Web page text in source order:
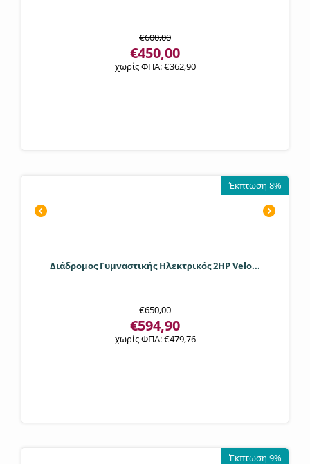
€600,00
€450,00
χωρίς ΦΠΑ:€362,90
Έκπτωση 8%
Διάδρομος Γυμναστικής Ηλεκτρικός 2HP Velo...
€650,00
€594,90
χωρίς ΦΠΑ:€479,76
Έκπτωση 9%